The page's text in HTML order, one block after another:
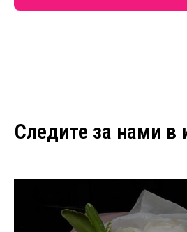
Следите за нами в